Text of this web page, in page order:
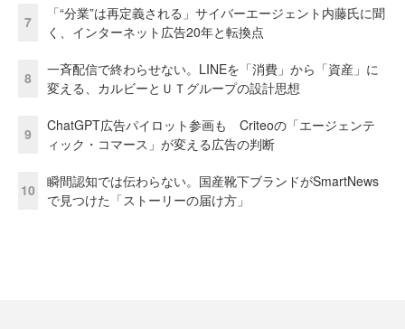
7
「“分業”は再定義される」サイバーエージェント内藤氏に聞
く、インターネット広告20年と転換点
8
一斉配信で終わらせない。LINEを「消費」から「資産」に
変える、カルビーとＵＴグループの設計思想
9
ChatGPT広告パイロット参画も Criteoの「エージェンテ
ィック・コマース」が変える広告の判断
10
瞬間認知では伝わらない。国産靴下ブランドがSmartNews
で見つけた「ストーリーの届け方」